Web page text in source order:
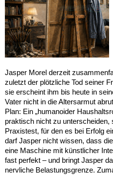
Jasper Morel derzeit
zuletzt der plötzliche Tod seiner
sie erscheint ihm bis heute in
Vater nicht in die Altersarmut
Plan: Ein „humanoider
praktisch nicht zu unterscheiden,
Praxistest, für den es bei Erfolg
darf Jasper nicht wissen, dass
eine Maschine mit künstlicher
fast perfekt – und bringt Jasper
nervliche Belastungsgrenze.